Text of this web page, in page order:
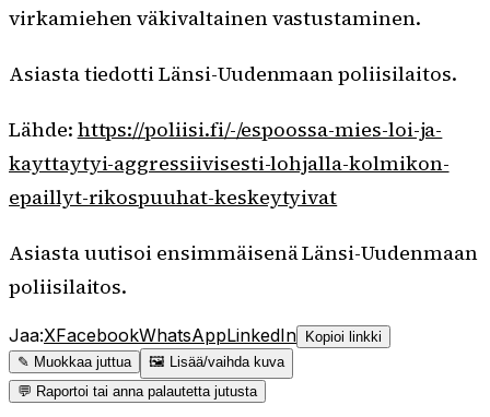
virkamiehen väkivaltainen vastustaminen.
Asiasta tiedotti Länsi-Uudenmaan poliisilaitos.
Lähde: https://poliisi.fi/-/espoossa-mies-loi-ja-
kayttaytyi-aggressiivisesti-lohjalla-kolmikon-
epaillyt-rikospuuhat-keskeytyivat
Asiasta uutisoi ensimmäisenä Länsi-Uudenmaan
poliisilaitos.
Jaa:XFacebookWhatsAppLinkedIn
Kopioi linkki
✎ Muokkaa juttua
🖼 Lisää/vaihda kuva
💬 Raportoi tai anna palautetta jutusta